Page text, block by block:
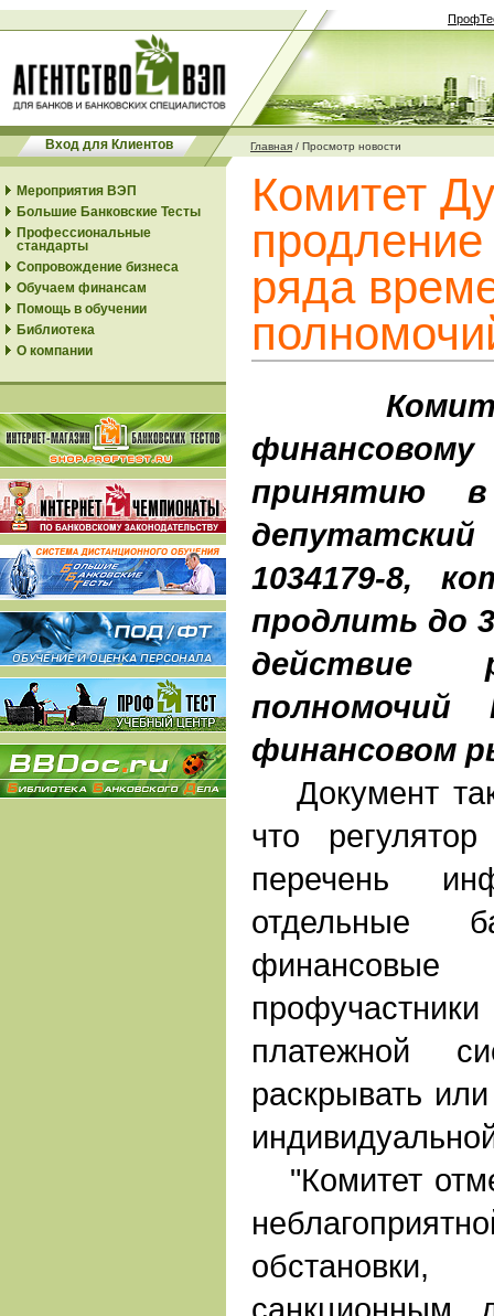
Вход для Клиентов Главная / Просмотр новости
Мероприятия ВЭП
Большие Банковские Тесты
Профессиональные
стандарты
Сопровождение бизнеса
Обучаем финансам
Помощь в обучении
Библиотека
О компании
Комитет
ряда
принятию
1034179-8,
продлить до
действие
полномочий
финансовом
Документ
что
перечень
отдельные
платежной
раскрывать
"Комитет